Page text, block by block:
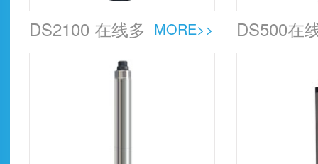
DS2100 在线多
参数水质传感
MORE>>
DS500在
COD传感